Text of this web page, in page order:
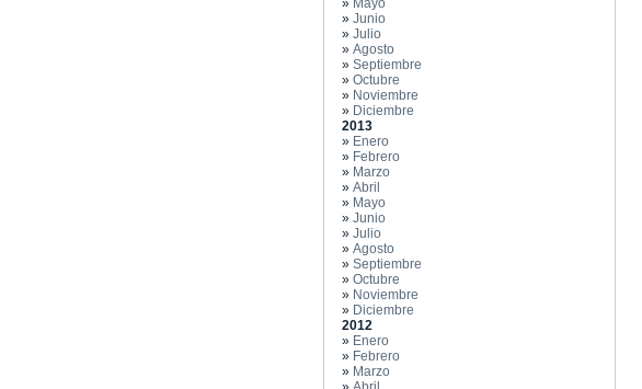
» Mayo
» Junio
» Julio
» Agosto
» Septiembre
» Octubre
» Noviembre
» Diciembre
2013
» Enero
» Febrero
» Marzo
» Abril
» Mayo
» Junio
» Julio
» Agosto
» Septiembre
» Octubre
» Noviembre
» Diciembre
2012
» Enero
» Febrero
» Marzo